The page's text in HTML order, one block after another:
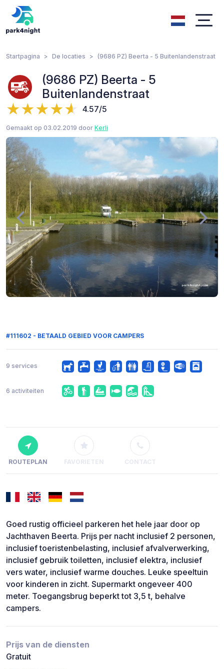
Startpagina De locaties (9686 PZ) Beerta - 5 Buitenlandenstraat
(9686 PZ) Beerta - 5
Buitenlandenstraat
4.57/5
Gemaakt op 03.02.2019 door Kerli
#111602 - BETAALD GEBIED VOOR CAMPERS
9 services
6 activiteiten
ROUTEPLAN FAVORIETEN CONTACT
Goed rustig officieel parkeren het hele jaar door op
Jachthaven Beerta. Prijs per nacht inclusief 2 personen,
inclusief toeristenbelasting, inclusief afvalverwerking,
inclusief gebruik toiletten, inclusief elektra, inclusief
vers water, inclusief warme douches. Leuke speeltuin
voor kinderen in zicht. Supermarkt ongeveer 400
meter. Toegangsbrug beperkt tot 3,5 t, behalve
campers.
Prijs van de diensten
Gratuit